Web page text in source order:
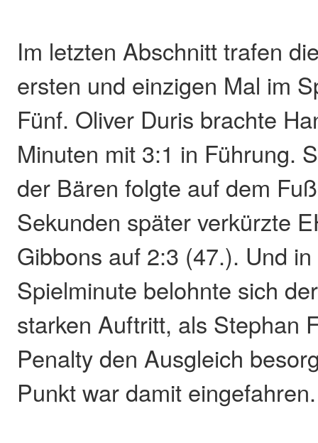
Im letzten Abschnitt trafen
ersten und einzigen Mal im
Fünf. Oliver Duris brachte
Minuten mit 3:1 in Führung.
der Bären folgte auf dem
Sekunden später verkürzte
Gibbons auf 2:3 (47.). Und
Spielminute belohnte sich
starken Auftritt, als Stephan
Penalty den Ausgleich
Punkt war damit eingefahren.